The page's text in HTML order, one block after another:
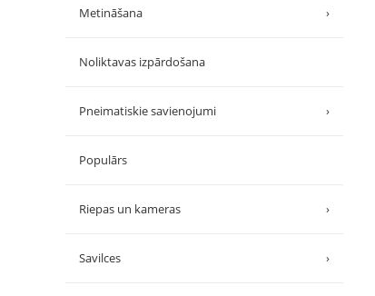
Metināšana ›
Noliktavas izpārdošana
Pneimatiskie savienojumi ›
Populārs
Riepas un kameras ›
Savilces ›